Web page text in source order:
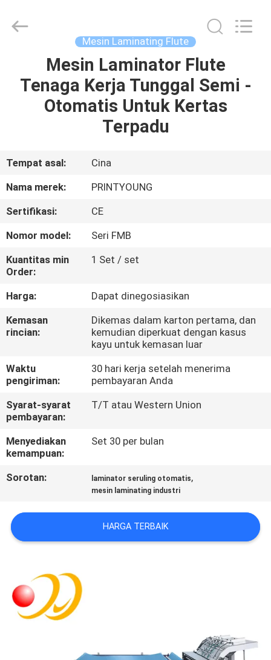
RUMAH
PRODUK
TENTANG
TUR
PABRIK
KONTROL
KUALITAS
KAMI
PERMINTAAN
PENAWARAN
SITEMAP
PRIVACY
POLICY
Industry
Co.,Ltd.
Mesin Laminating Flute
Mesin Laminator Flute
Tenaga Kerja Tunggal Semi -
Otomatis Untuk Kertas
Terpadu
Tempat asal:
Cina
Nama merek:
PRINTYOUNG
Sertifikasi:
CE
Nomor model:
Seri FMB
Kuantitas min
Order:
1 Set / set
Harga:
Dapat dinegosiasikan
Kemasan
rincian:
Dikemas dalam karton pertama, dan
kemudian diperkuat dengan kasus
kayu untuk kemasan luar
Waktu
pengiriman:
30 hari kerja setelah menerima
pembayaran Anda
Syarat-syarat
pembayaran:
T/T atau Western Union
Menyediakan
kemampuan:
Set 30 per bulan
Sorotan: laminator seruling otomatis,
mesin laminating industri
HARGA TERBAIK